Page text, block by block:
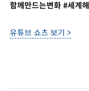
함께만드는변화 #세계
유튜브 쇼츠 보기 >